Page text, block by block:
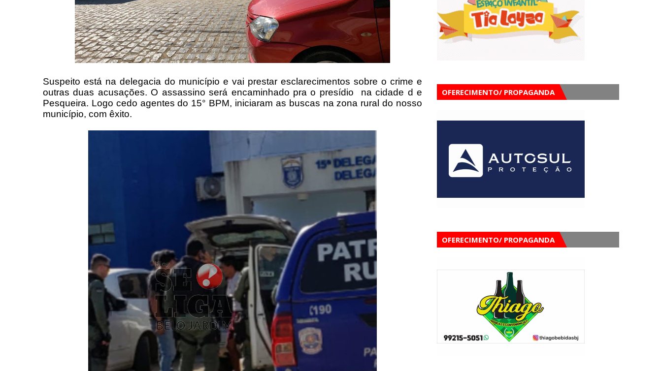
Suspeito está na delegacia do município e vai prestar esclarecimentos sobre o crime e
outras duas acusações. O assassino será encaminhado pra o presídio na cidade d e
Pesqueira. Logo cedo agentes do 15° BPM, iniciaram as buscas na zona rural do nosso
município, com êxito.
OFERECIMENTO/ PROPAGANDA
OFERECIMENTO/ PROPAGANDA